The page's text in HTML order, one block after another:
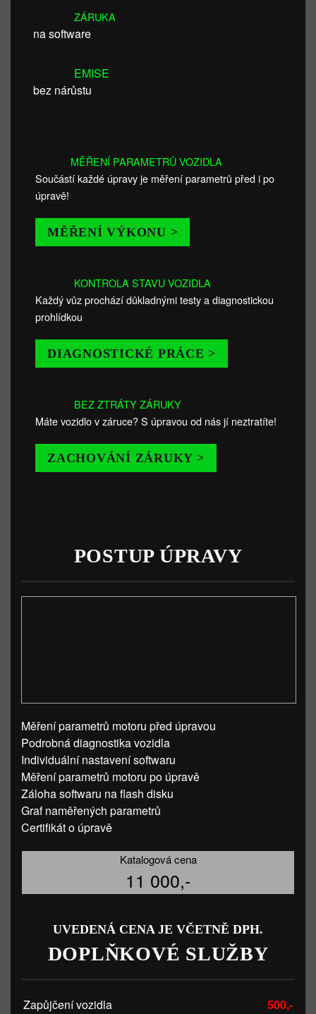
ZÁRUKA
na software
EMISE
bez nárůstu
MĚŘENÍ PARAMETRŮ VOZIDLA
Součástí každé úpravy je měření parametrů před i po
úpravě!
MĚŘENÍ VÝKONU >
KONTROLA STAVU VOZIDLA
Každý vůz prochází důkladnými testy a diagnostickou
prohlídkou
DIAGNOSTICKÉ PRÁCE >
BEZ ZTRÁTY ZÁRUKY
Máte vozidlo v záruce? S úpravou od nás jí neztratíte!
ZACHOVÁNÍ ZÁRUKY >
POSTUP ÚPRAVY
Měření parametrů motoru před úpravou
Podrobná diagnostika vozidla
Individuální nastavení softwaru
Měření parametrů motoru po úpravě
Záloha softwaru na flash disku
Graf naměřených parametrů
Certifikát o úpravě
Katalogová cena
11 000,-
UVEDENÁ CENA JE VČETNĚ DPH.
DOPLŇKOVÉ SLUŽBY
Zapůjčení vozidla 500,-